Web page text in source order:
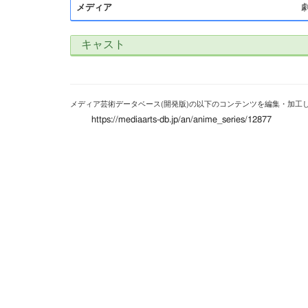
メディア
キャスト
メディア芸術データベース(開発版)の以下のコンテンツを編集・加工
https://mediaarts-db.jp/an/anime_series/12877